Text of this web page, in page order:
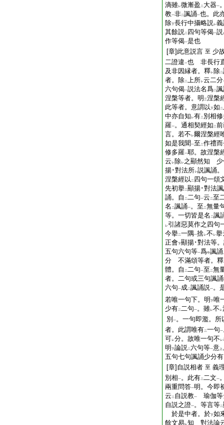
滴雖レ微漸盈 二 大器一
教一非二諷誦一也。此
除下長行中攝略説レ
其餘説二 四句等偈一説
作等偈一是也
[章]此意説言 至 少
二證違一也 非長行
及非因縁者。釋レ除二
者。除二上所レ云二分
六句偈一説法名爲二
涅槃等者。明 三涅槃
此等者。意謂以下如 二
中亦自知 レ有二 別相
羅一。通相契經如 二
言。若不 レ爾涅槃經
如是我聞一至 二作禮
修多羅一耶。故涅槃
云 レ除レ之顯然知 少
揚･對法所レ説諷誦
涅槃經以 二 四句一頌
先初擧二顯揚･對法
誦。自 二二句一云 二至
名 二諷誦一。至 二無量
等。一切皆是名 二諷
レ引諸惡莫作之四句
今擧二一隅一捨レ不 レ擧
正會下顯揚･對法等
五句六句等一爲中諷誦
分 不滿頌等者。釋
體。自 二二句一至 二無
者。二句或三句諷
六句一成二諷誦説一。
若唯一句下。明 下唯
少有二二句一。雖レ不 レ
別 一。一句即濫。所
者。此謂唯有二一句一
可レ分。故唯一句不 レ
明 下論説二六句等一意 上
五句七句諷誦少分
[章]自説相者 至 義
別相一。此有二二文一
兩重問答一明。今即
云 二 自説教一
瑜伽等
自説之證一。等言等二
於是中者。於下如
餘文易レ知 對法論